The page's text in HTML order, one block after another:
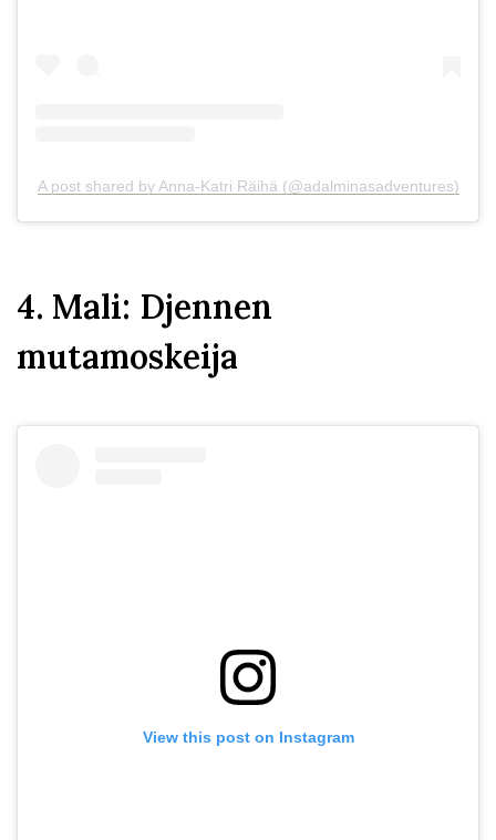
A post shared by Anna-Katri Räihä (@adalminasadventures)
4. Mali: Djennen
mutamoskeija
View this post on Instagram